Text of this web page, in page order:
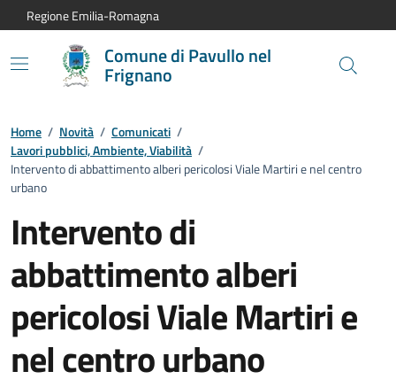
Vai al contenuto principale
Vai alla navigazione del sito
Vai al piede di pagina
Regione Emilia-Romagna
Comune di Pavullo nel
Frignano
Home / Novità / Comunicati /
Lavori pubblici, Ambiente, Viabilità /
Intervento di abbattimento alberi pericolosi Viale Martiri e nel centro
urbano
Intervento di
abbattimento alberi
pericolosi Viale Martiri e
nel centro urbano